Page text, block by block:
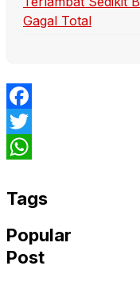
Gagal Total
Facebook
Twitter
Tags
Popular
Post